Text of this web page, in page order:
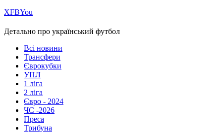
ХFBYou
Детально про український футбол
Всі новини
Трансфери
Єврокубки
УПЛ
1 ліга
2 ліга
Євро - 2024
ЧС -2026
Преса
Трибуна